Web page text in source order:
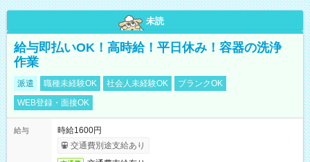
未読
給与即払いOK！高時給！平日休み！容器の洗浄
作業
派遣 職種未経験OK 社会人未経験OK
ブランクOK
WEB登録・面接OK
給与
時給1600円
交通費別途支給あり